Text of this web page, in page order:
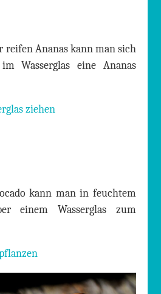
reifen Ananas kann man sich
Wasserglas eine Ananas
ziehen
kann man in feuchtem
einem Wasserglas zum